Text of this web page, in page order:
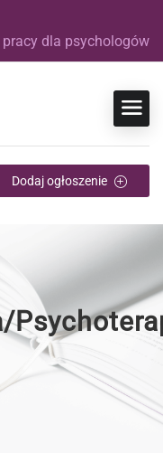
dla psychologów
Dodaj ogłoszenie